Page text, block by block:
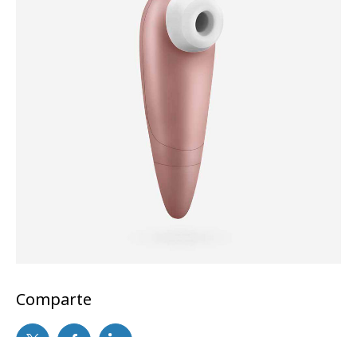
Comparte